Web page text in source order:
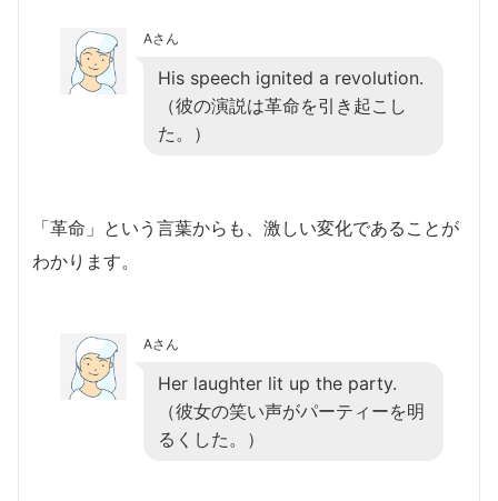
Aさん
His speech ignited a revolution.
（彼の演説は革命を引き起こし
た。）
「革命」という言葉からも、激しい変化であることが
わかります。
Aさん
Her laughter lit up the party.
（彼女の笑い声がパーティーを明
るくした。）